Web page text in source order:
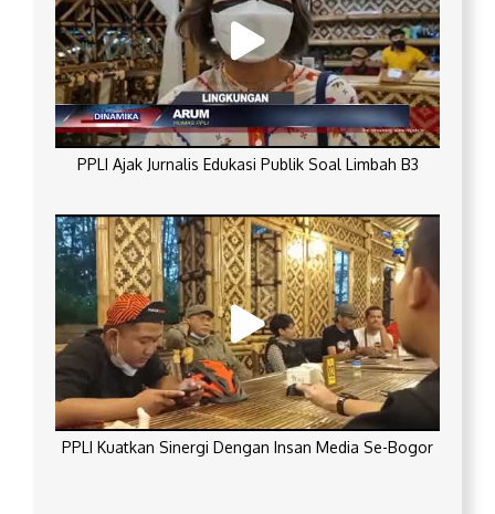
PPLI Ajak Jurnalis Edukasi Publik Soal Limbah B3
PPLI Kuatkan Sinergi Dengan Insan Media Se-Bogor